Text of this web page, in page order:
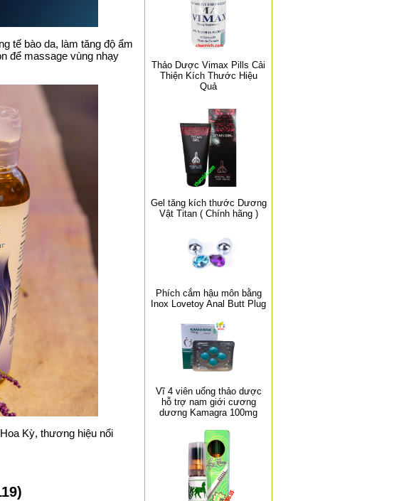
tế bào da, làm tăng độ ẩm
để massage vùng nhạy
Kỳ, thương hiệu nổi
Thảo Dược Vimax Pills Cải
Thiện Kích Thước Hiệu
Quả
Gel tăng kích thước Dương
Vật Titan ( Chính hãng )
Phích cắm hậu môn bằng
Inox Lovetoy Anal Butt Plug
Vĩ 4 viên uống thảo dược
hỗ trợ nam giới cương
dương Kamagra 100mg